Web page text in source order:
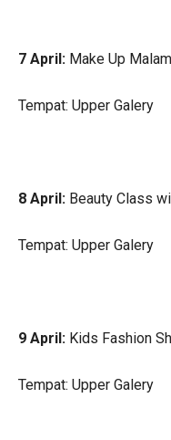
7 April: Make Up
Tempat: Upper Galery
8 April: Beauty Class
Tempat: Upper Galery
9 April: Kids Fashion
Tempat: Upper Galery